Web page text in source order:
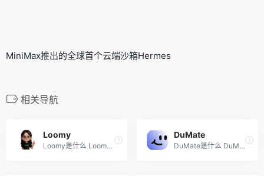
MiniMax推出的全球首个云端沙箱Hermes
相关导航
Loomy
Loomy是什么 Loomy 是科大讯...
DuMate
DuMate是什么 DuMate 是百度...